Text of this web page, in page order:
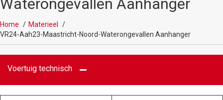
Waterongevallen Aanhanger
Home
Materieel
VR24-Aah23-Maastricht-Noord-Waterongevallen Aanhanger
Voertuig technisch